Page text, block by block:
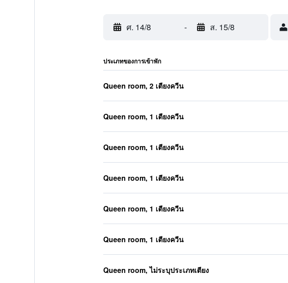
ศ. 14/8 - ส. 15/8
ประเภทของการเข้าพัก
Queen room, 2 เตียงควีน
Queen room, 1 เตียงควีน
Queen room, 1 เตียงควีน
Queen room, 1 เตียงควีน
Queen room, 1 เตียงควีน
Queen room, 1 เตียงควีน
Queen room, ไม่ระบุประเภทเตียง